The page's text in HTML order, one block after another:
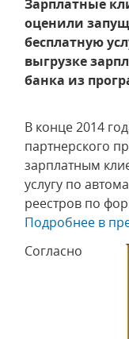
Зарплатные
оценили
бесплатную
выгрузке
банка из
В конце 2014
партнерского
зарплатным
услугу по
реестров по
Подробнее в
Согласно